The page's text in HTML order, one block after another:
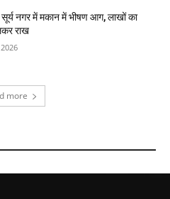
नगर में मकान में भीषण आग, लाखों का
राख
more